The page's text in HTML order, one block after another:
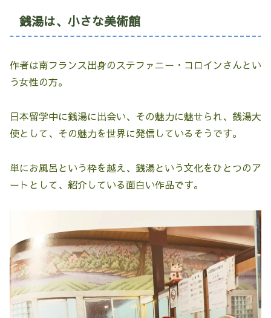
銭湯は、小さな美術館
作者は南フランス出身のステファニー・コロインさんとい
う女性の方。
日本留学中に銭湯に出会い、その魅力に魅せられ、銭湯大
使として、その魅力を世界に発信しているそうです。
単にお風呂という枠を越え、銭湯という文化をひとつのア
ートとして、紹介している面白い作品です。